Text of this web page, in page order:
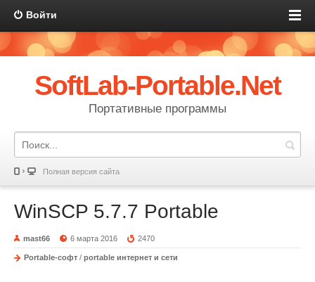
Войти
SoftLab-Portable.Net
Портативные программы
Полная версия сайта
WinSCP 5.7.7 Portable
mast66 6 марта 2016 2470
Portable-софт / portable интернет и сети